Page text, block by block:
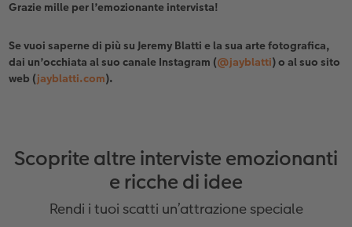
Grazie mille per l’emozionante intervista!
Se vuoi saperne di più su Jeremy Blatti e la sua arte fotografica,
dai un’occhiata al suo canale Instagram (@jayblatti) o al suo sito
web (jayblatti.com).
Scoprite altre interviste emozionanti
e ricche di idee
Rendi i tuoi scatti un’attrazione speciale